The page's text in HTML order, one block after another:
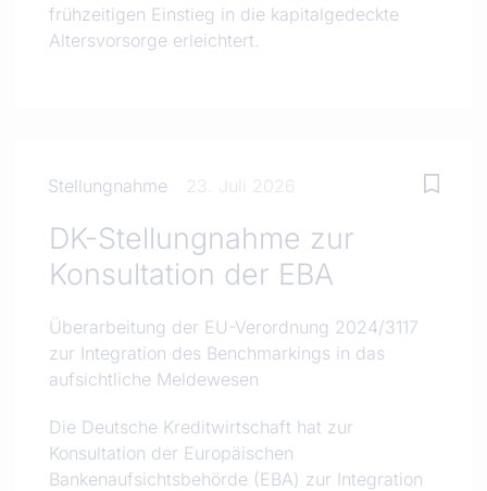
frühzeitigen Einstieg in die kapitalgedeckte
Altersvorsorge erleichtert.
Stellungnahme 23. Juli 2026
DK-Stellungnahme zur
Konsultation der EBA
Überarbeitung der EU-Verordnung 2024/3117
zur Integration des Benchmarkings in das
aufsichtliche Meldewesen
Die Deutsche Kreditwirtschaft hat zur
Konsultation der Europäischen
Bankenaufsichtsbehörde (EBA) zur Integration